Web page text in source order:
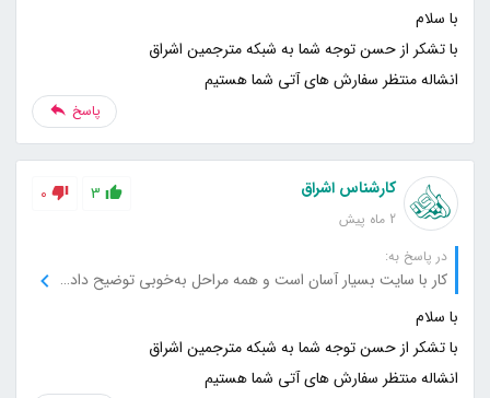
انشاله منتظر سفارش های آتی شما هستیم
پاسخ
کارشناس اشراق
2 ماه پیش
3
0
در پاسخ به:
کار با سایت بسیار آسان است و همه مراحل به‌خوبی توضیح داده شده‌اند.
انشاله منتظر سفارش های آتی شما هستیم